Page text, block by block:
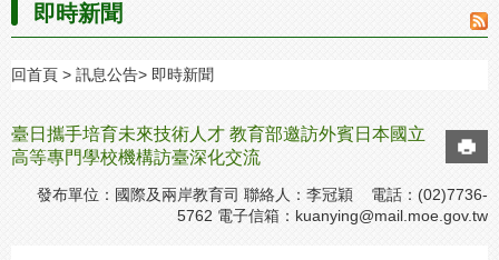
即時新聞
回首頁 訊息公告 即時新聞
臺日攜手培育未來技術人才 教育部邀訪外賓日本國立
高等專門學校機構訪臺深化交流
發布單位：國際及兩岸教育司 聯絡人：李冠穎 電話：(02)7736-
5762 電子信箱： kuanying@mail.moe.gov.tw